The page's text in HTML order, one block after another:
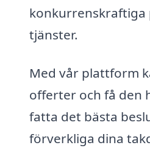
konkurrenskraftiga
tjänster.
Med vår plattform
offerter och få den
fatta det bästa
förverkliga dina